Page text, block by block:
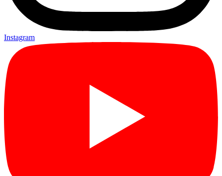
Instagram